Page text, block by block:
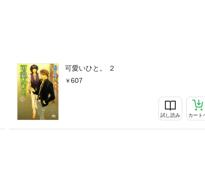
可愛いひと。 ２
607
試し読み カート